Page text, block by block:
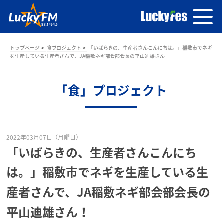
トップページ 食プロジェクト
「いばらきの、生産者さんこんにちは。」稲敷市でネギ
を生産している生産者さんで、JA稲敷ネギ部会部会長の平山迪雄さん！
「食」プロジェクト
2022年03月07日（月曜日）
「いばらきの、生産者さんこんにち
は。」稲敷市でネギを生産している生
産者さんで、JA稲敷ネギ部会部会長の
平山迪雄さん！